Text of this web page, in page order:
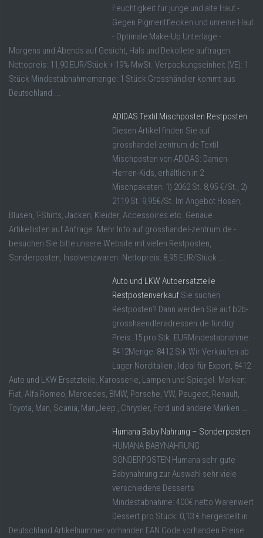
Feuchtigkeit für junge und alte Haut -
Gegen Pigmentflecken und unreine Haut
- Optimale Make-Up Unterlage -
Morgens und Abends auf Gesicht, Hals und Dekollete auftragen.
Nettopreis: 11,90 EUR/Stück + 19% MwSt. Verpackungseinheit (VE): 1
Stück Mindestabnahmemenge: 1 Stück Grosshändler kommt aus
Deutschland ...
ADIDAS Textil Mischposten Restposten
Diesen Artikel finden Sie auf
grosshandel-zentrum.de Textil
Mischposten von ADIDAS: Damen-
Herren-Kids, erhältlich in 2
Mischpaketen: 1) 2062 St. 8,95 €/St., 2)
2119 St. 9,95€/St. Im Angebot Hosen,
Blusen, T-Shirts, Jacken, Kleider, Accessoires etc. Genaue
Artikellisten auf Anfrage. Mehr Info auf grosshandel-zentrum.de -
besuchen Sie bitte unsere Website mit vielen Restposten,
Sonderposten, Insolvenzwaren. Nettopreis: 8,95 EUR/Stück ...
Auto und LKW Autoersatzteile
Restpostenverkauf Sie suchen
Restposten? Dann werden Sie auf b2b-
grosshaendleradressen.de fündig!
Preis: 15 pro Stk. EURMindestabnahme:
8412Menge: 8412 Stk Wir Verkaufen ab
Lager Norditalien , Ideal für Export, 8412
Auto und LKW Ersatzteile. Karosserie, Lampen und Spiegel. Marken:
Fiat, Alfa Romeo, Mercedes, BMW, Porsche, VW, Peugeot, Renault,
Toyota, Man, Scania, Man,Jeep , Chrysler, Ford und andere Marken ...
Humana Baby Nahrung – Sonderposten
HUMANA BABYNAHRUNG
SONDERPOSTEN Humana sehr gute
Babynahrung zur Auswahl sehr viele
verschiedene Desserts
Mindestabnahme: 400€ netto Warenwert
Dessert pro Stück: 0,13 € hergestellt in
Deutschland Artikelnummer vorhanden EAN Code vorhanden Preise